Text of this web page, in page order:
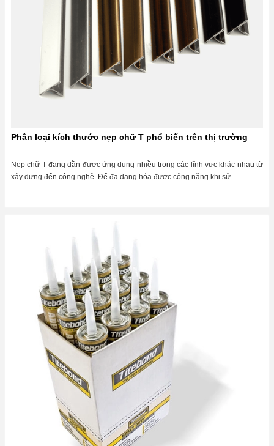
Phân loại kích thước nẹp chữ T phổ biến trên thị trường
Nẹp chữ T đang dần được ứng dụng nhiều trong các lĩnh vực khác nhau từ
xây dựng đến công nghệ. Để đa dạng hóa được công năng khi sử...